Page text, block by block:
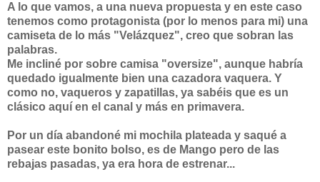
A lo que vamos, a una nueva propuesta y en este caso
tenemos como protagonista (por lo menos para mi) una
camiseta de lo más "Velázquez", creo que sobran las
palabras.
Me incliné por sobre camisa "oversize", aunque habría
quedado igualmente bien una cazadora vaquera. Y
como no, vaqueros y zapatillas, ya sabéis que es un
clásico aquí en el canal y más en primavera.
Por un día abandoné mi mochila plateada y saqué a
pasear este bonito bolso, es de Mango pero de las
rebajas pasadas, ya era hora de estrenar...